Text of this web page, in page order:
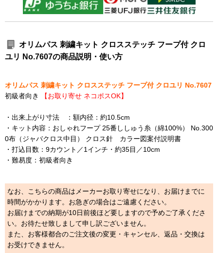
オリムパス 刺繍キット クロスステッチ フープ付 クロ
ユリ No.7607の商品説明・使い方
オリムパス 刺繍キット クロスステッチ フープ付 クロユリ No.7607
初級者向き
【お取り寄せ ネコポスOK】
・出来上がり寸法 ：額内径：約10.5cm
・キット内容：おしゃれフープ 25番ししゅう糸（綿100%） No.300
0布（ジャバクロス中目） クロス針 カラー図案付説明書
・打込目数：9カウント／1インチ・約35目／10cm
・難易度：初級者向き
なお、こちらの商品はメーカーお取り寄せになり、お届けまでに
時間がかかります。お急ぎの場合はご遠慮ください。
お届けまでの納期が10日前後ほど要しますので予めご了承くださ
い。お待たせ致しまして申し訳ございません。
また、お客様都合のご注文後の変更・キャンセル、返品・交換は
お受けできません。